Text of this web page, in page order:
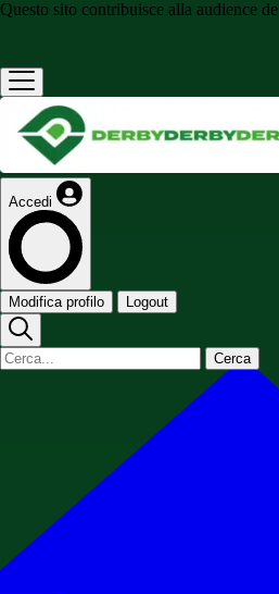
Questo sito contribuisce alla audience de
Accedi
Modifica profilo Logout
Cerca